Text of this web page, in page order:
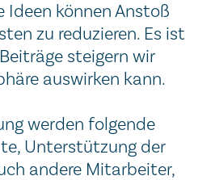
Ideen können Anstoß
zu reduzieren. Es ist
steigern wir
auswirken kann.
werden folgende
Unterstützung der
andere Mitarbeiter,